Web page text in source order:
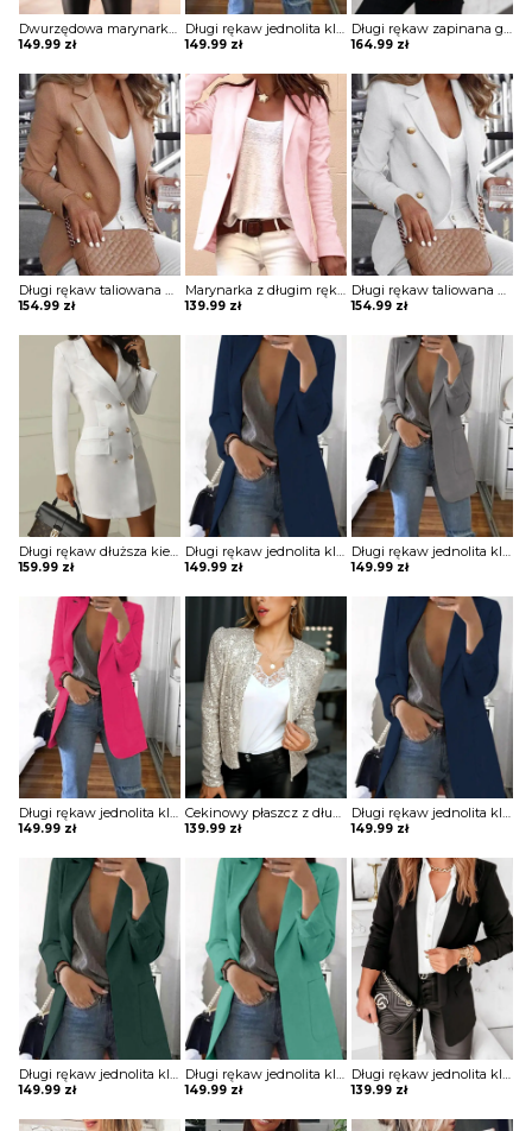
Dwurzędowa marynarka w kratę z wyciętym dekoltem kurtka Jayna
149.99 zł
Długi rękaw jednolita klapy kieszenie elegancka do pracy bez wzoru marynarka Paulina
149.99 zł
Długi rękaw zapinana guzik krata modna klapy elegancka do pracy wieczór marynarka Corri
164.99 zł
Długi rękaw taliowana guziki jednolita bez wzoru elegancka do pracy marynarka Dedda
154.99 zł
Marynarka z długim rękawem zapinana na guziki kurtka Heddy
139.99 zł
Długi rękaw taliowana guziki jednolita bez wzoru elegancka do pracy marynarka Dedda
154.99 zł
Długi rękaw dłuższa kieszenie dopasowana taliowana talia guziki dwurzędowa elegancka do pracy impreza marynarka Korry
159.99 zł
Długi rękaw jednolita klapy kieszenie elegancka do pracy bez wzoru marynarka Paulina
149.99 zł
Długi rękaw jednolita klapy kieszenie elegancka do pracy bez wzoru marynarka Paulina
149.99 zł
Długi rękaw jednolita klapy kieszenie elegancka do pracy bez wzoru marynarka Paulina
149.99 zł
Cekinowy płaszcz z długim rękawem i odkrytym przodem kurtka Aurelie
139.99 zł
Długi rękaw jednolita klapy kieszenie elegancka do pracy bez wzoru marynarka Paulina
149.99 zł
Długi rękaw jednolita klapy kieszenie elegancka do pracy bez wzoru marynarka Paulina
149.99 zł
Długi rękaw jednolita klapy kieszenie elegancka do pracy bez wzoru marynarka Paulina
149.99 zł
Długi rękaw jednolita klapy kieszenie elegancka do pracy bez wzoru marynarka Louanne
139.99 zł